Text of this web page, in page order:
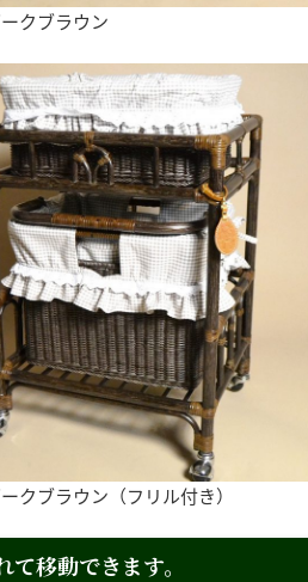
クブラウン
クブラウン（フリル付き）
移動できます。